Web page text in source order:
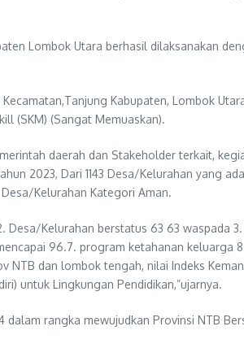
Lombok Utara berhasil dilaksanakan
Kabupaten, Lombok
(SKM) (Sangat Memuaskan).
daerah dan Stakeholder terkait,
2023, Dari 1143 Desa/Kelurahan yang
Kelurahan Kategori Aman.
Desa/Kelurahan berstatus 63 63 waspada
96.7. program ketahanan keluarga
dan lombok tengah, nilai Indeks
untuk Lingkungan Pendidikan,”ujarnya.
rangka mewujudkan Provinsi NTB